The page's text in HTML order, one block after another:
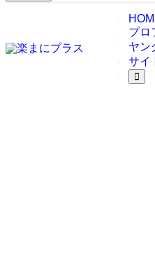
プロ
ヤン
サイ